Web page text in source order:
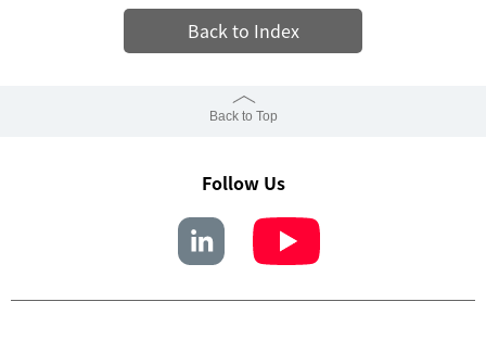
Back to Index
Back to Top
Follow Us